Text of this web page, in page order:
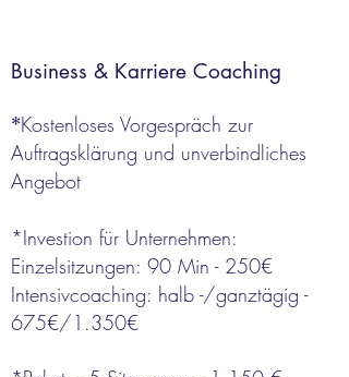
Business & Karriere Coaching
*Kostenloses Vorgespräch zur
Auftragsklärung und unverbindliches
Angebot
*Investion für Unternehmen:
Einzelsitzungen: 90 Min - 250€
Intensivcoaching: halb -/ganztägig -
675€/1.350€